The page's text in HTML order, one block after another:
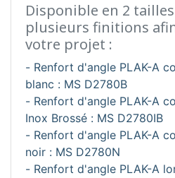
Disponible en 2
plusieurs finitions
votre projet :
- Renfort d'angle PLAK-A
blanc : MS D2780B
- Renfort d'angle PLAK-A
Inox Brossé : MS D2780IB
- Renfort d'angle PLAK-A
noir : MS D2780N
- Renfort d'angle PLAK-A